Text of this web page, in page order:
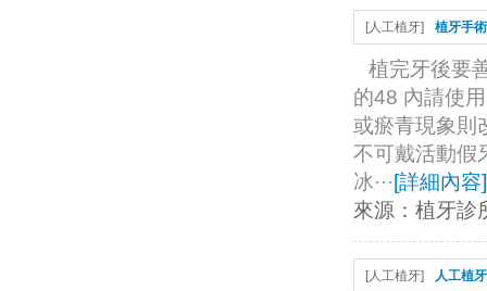
[人工植牙] 植牙手
植完牙後要
的48 內請使
或瘀青現象則
不可戴活動假
冰··· [詳細內容]
來源： 植牙診
[人工植牙] 人工植